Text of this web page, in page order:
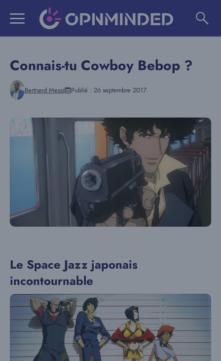
Connais-tu Cowboy Bebop ?
Bertrand Messi Publié : 26 septembre 2017
Le Space Jazz japonais
incontournable